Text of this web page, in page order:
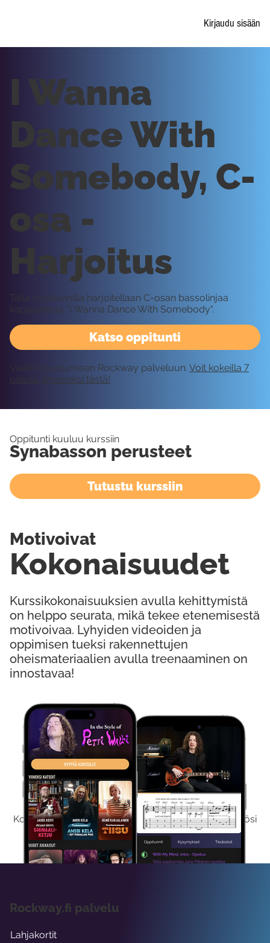
Kirjaudu sisään
Kokeile Ilmaiseksi
Kokeilemalla ilmaiseksi saat koko sisältömme käyttöösi
viikon ajaksi.
Katso oppitunti
I Wanna
Dance With
Somebody, C-
osa -
Harjoitus
Tällä oppitunnilla harjoitellaan C-osan bassolinjaa
kappaleesta "I Wanna Dance With Somebody".
Vaatii kirjautumisen Rockway palveluun. Voit kokeilla 7
päivää ilmaiseksi tästä!
Oppitunti kuuluu kurssiin
Synabasson perusteet
Tutustu kurssiin
Kurssikokonaisuuksien avulla kehittymistä
on helppo seurata, mikä tekee etenemisestä
motivoivaa. Lyhyiden videoiden ja
oppimisen tueksi rakennettujen
oheismateriaalien avulla treenaaminen on
innostavaa!
Kokonaisuudet
Motivoivat
Rockway.fi palvelu
Lahjakortit